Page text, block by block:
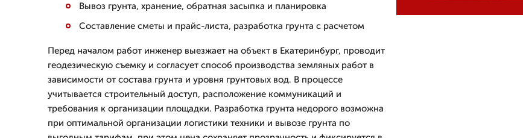
Вывоз грунта, хранение, обратная засыпка и планировка
Составление сметы и прайс-листа, разработка грунта с расчетом
Перед началом работ инженер выезжает на объект в Екатеринбург, проводит
геодезическую съемку и согласует способ производства земляных работ в
зависимости от состава грунта и уровня грунтовых вод. В процессе
учитывается строительный доступ, расположение коммуникаций и
требования к организации площадки. Разработка грунта недорого возможна
при оптимальной организации логистики техники и вывозе грунта по